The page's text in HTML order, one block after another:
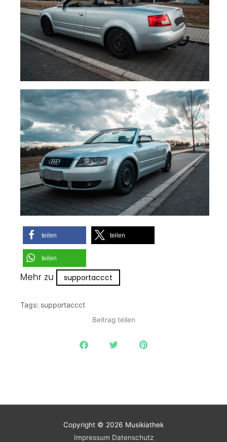
teilen teilen
teilen
Mehr zu supportaccct
Tags: supportaccct
Beitrag teilen
Copyright © 2026 Musikiathek
Impressum Datenschutz